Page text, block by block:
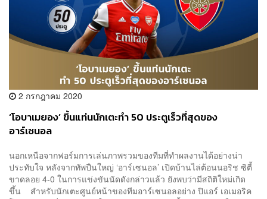
2 กรกฎาคม 2020
‘โอบาเมยอง’ ขึ้นแท่นนักเตะทำ 50 ประตูเร็วที่สุดของ
อาร์เซนอล
นอกเหนือจากฟอร์มการเล่นภาพรวมของทีมที่ทำผลงานได้อย่างน่า
ประทับใจ หลังจากทัพปืนใหญ่ ‘อาร์เซนอล’ เปิดบ้านไล่ต้อนนอริช ซิตี้
ขาดลอย 4-0 ในการแข่งขันนัดดังกล่าวแล้ว ยังพบว่ามีสถิติใหม่เกิด
ขึ้น สำหรับนักเตะศูนย์หน้าของทีมอาร์เซนอลอย่าง ปิแอร์ เอเมอริค